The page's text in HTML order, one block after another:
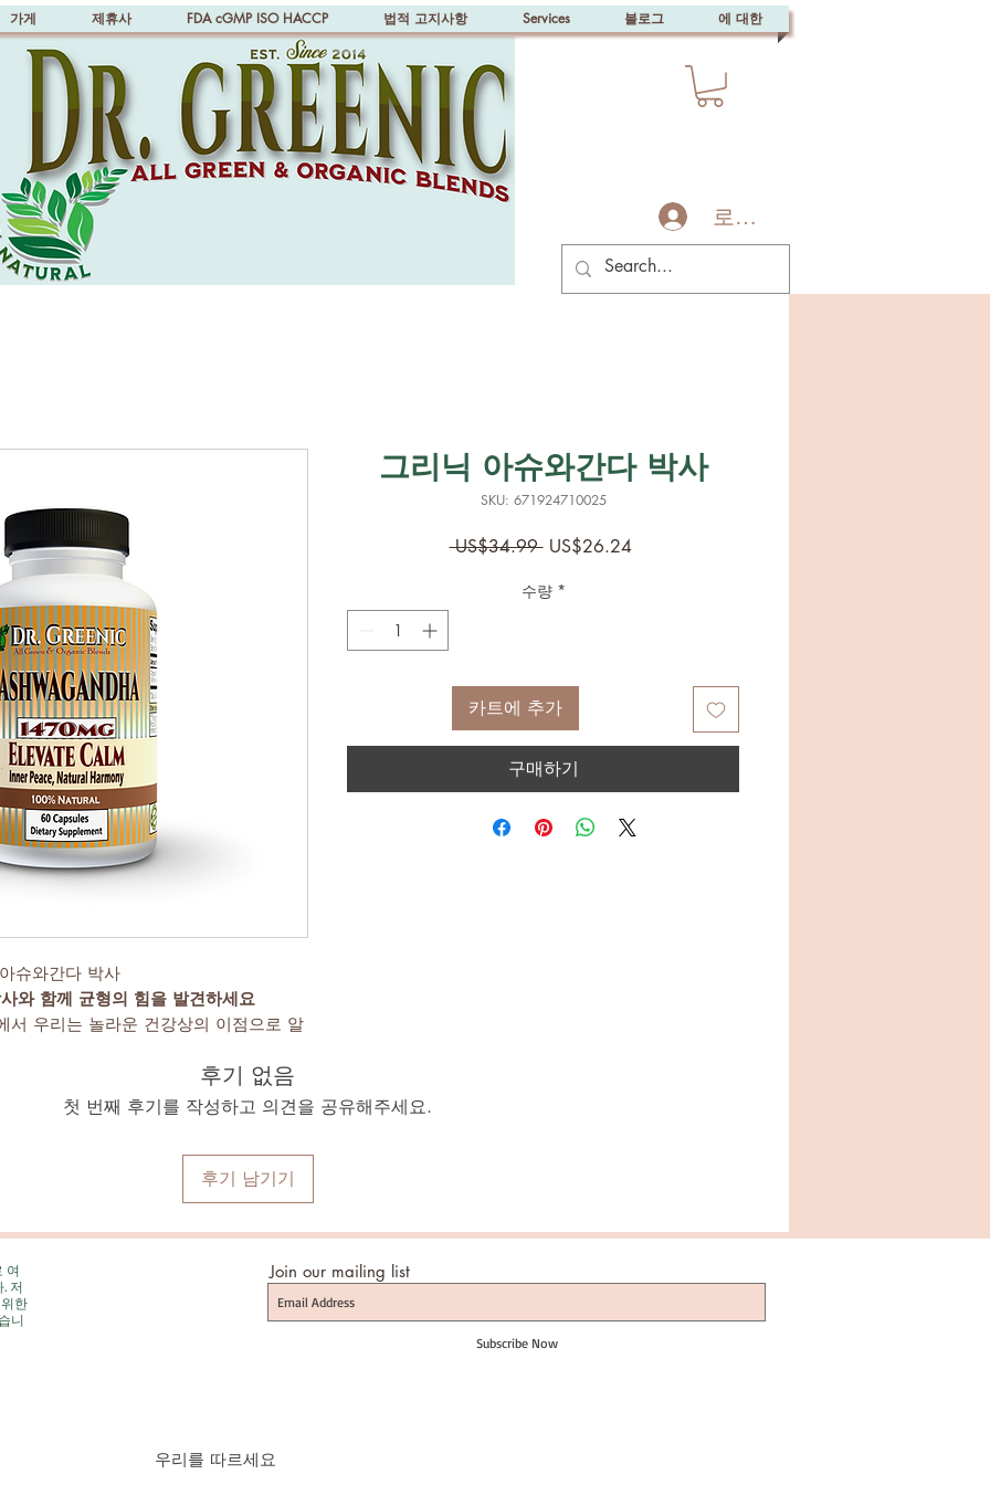
가게 제휴사 FDA cGMP ISO HACCP 법적 고지사항 Services 블로그 에 대한
로그인
슈와간다 박사
와 함께 균형의 힘을 발견하세요
서 우리는 놀라운 건강상의 이점으로 알
는 스트레스를 관리하고 활력을 증진하
의 자연스러운 능력을 지원하도록 제작
그리닉 아슈와간다 박사
SKU: 671924710025
US$34.99 일
가
US$26.24할
수량 *
카트에 추가
구매하기
후기 없음
첫 번째 후기를 작성하고 의견을 공유해주세요.
후기 남기기
여
저
한
니
Join our mailing list
Subscribe Now
우리를 따르세요